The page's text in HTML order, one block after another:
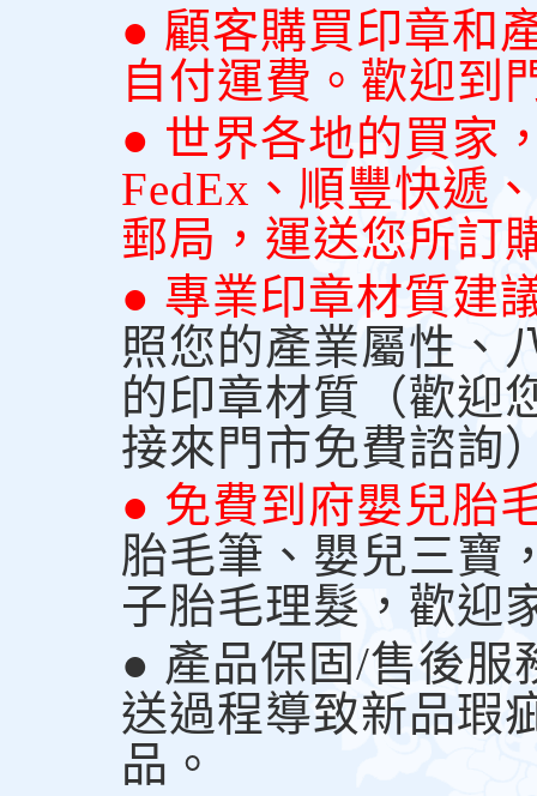
● 顧客購買印章和
自付運費。歡迎到
● 世界各地的買家
FedEx、順豐快遞
郵局，運送您所訂
● 專業印章材質建
照您的產業屬性、
的印章材質（歡迎
接來門市免費諮詢
● 免費到府嬰兒胎
胎毛筆、嬰兒三寶
子胎毛理髮，歡迎
● 產品保固/售後服
送過程導致新品瑕
品。